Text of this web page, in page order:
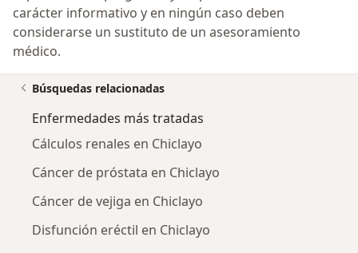
carácter informativo y en ningún caso deben
considerarse un sustituto de un asesoramiento
médico.
Búsquedas relacionadas
Enfermedades más tratadas
Cálculos renales en Chiclayo
Cáncer de próstata en Chiclayo
Cáncer de vejiga en Chiclayo
Disfunción eréctil en Chiclayo